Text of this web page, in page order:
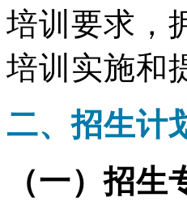
培训要求，
培训实施和
二、招生计
（一）招